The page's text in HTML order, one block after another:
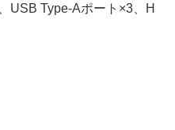
USB Type-Aポート×3、H